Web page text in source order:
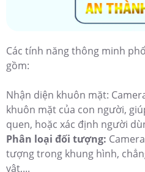
Các tính năng thông minh
gồm:
Nhận diện khuôn mặt:
khuôn mặt của con người,
quen, hoặc xác định người
Phân loại đối tượng:
tượng trong khung hình,
vật,...